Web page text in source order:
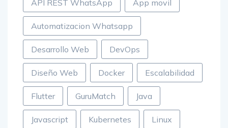
API REST WhatsApp App movil
Automatizacion Whatsapp
Desarrollo Web DevOps
Diseño Web Docker Escalabilidad
Flutter GuruMatch Java
Javascript Kubernetes Linux